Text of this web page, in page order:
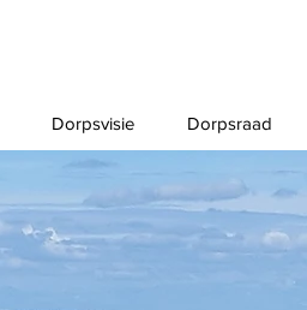
Dorpsvisie Dorpsraad